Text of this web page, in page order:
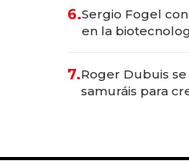
6.Sergio Fogel
en la
rol de la IA
7.Roger Dubuis se
samuráis para